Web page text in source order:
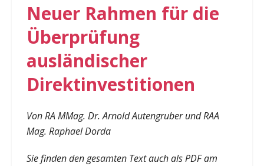
Neuer Rahmen für die
Überprüfung
ausländischer
Direktinvestitionen
Von RA MMag. Dr. Arnold Autengruber und RAA
Mag. Raphael Dorda
Sie finden den gesamten Text auch als PDF am